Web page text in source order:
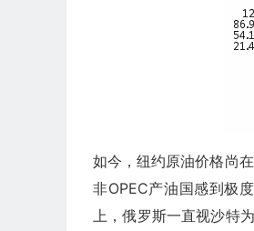
如今，纽约原油价格尚
非OPEC产油国感到极
上，俄罗斯一直视沙特